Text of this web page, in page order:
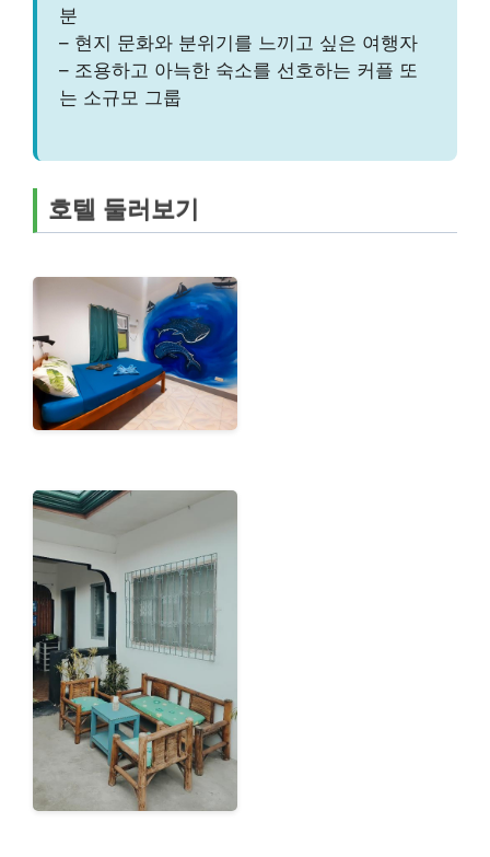
분
– 현지 문화와 분위기를 느끼고 싶은 여행자
– 조용하고 아늑한 숙소를 선호하는 커플 또
는 소규모 그룹
호텔 둘러보기